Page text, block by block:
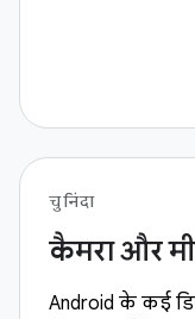
चुनिंदा
कैमरा और
Android के कई